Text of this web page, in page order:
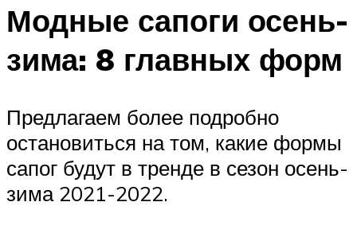
Модные сапоги осень-
зима: 8 главных форм
Предлагаем более подробно
остановиться на том, какие формы
сапог будут в тренде в сезон осень-
зима 2021-2022.